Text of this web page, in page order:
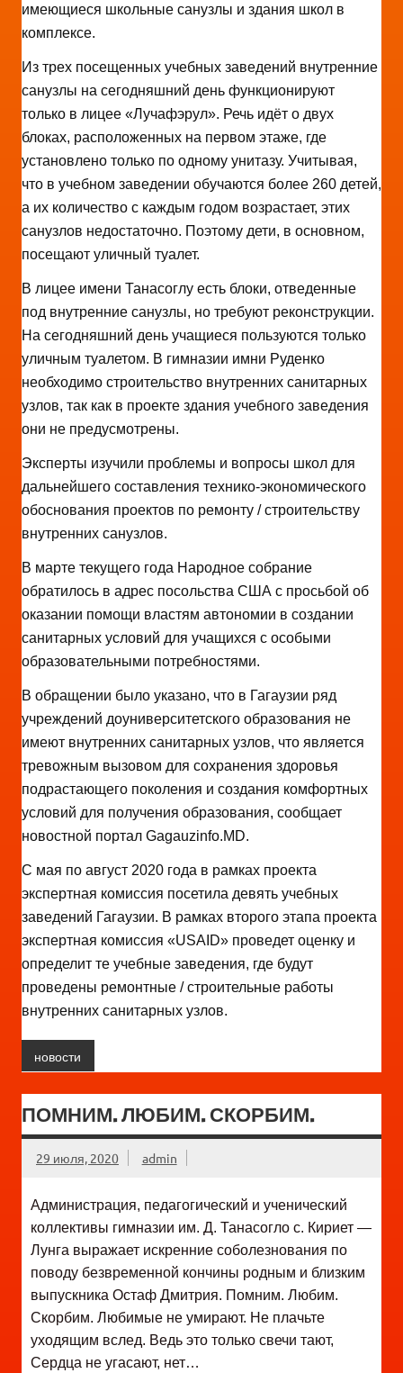
имеющиеся школьные санузлы и здания школ в
комплексе.
Из трех посещенных учебных заведений внутренние
санузлы на сегодняшний день функционируют
только в лицее «Лучафэрул». Речь идёт о двух
блоках, расположенных на первом этаже, где
установлено только по одному унитазу. Учитывая,
что в учебном заведении обучаются более 260 детей,
а их количество с каждым годом возрастает, этих
санузлов недостаточно. Поэтому дети, в основном,
посещают уличный туалет.
В лицее имени Танасоглу есть блоки, отведенные
под внутренние санузлы, но требуют реконструкции.
На сегодняшний день учащиеся пользуются только
уличным туалетом. В гимназии имни Руденко
необходимо строительство внутренних санитарных
узлов, так как в проекте здания учебного заведения
они не предусмотрены.
Эксперты изучили проблемы и вопросы школ для
дальнейшего составления технико-экономического
обоснования проектов по ремонту / строительству
внутренних санузлов.
В марте текущего года Народное собрание
обратилось в адрес посольства США с просьбой об
оказании помощи властям автономии в создании
санитарных условий для учащихся с особыми
образовательными потребностями.
В обращении было указано, что в Гагаузии ряд
учреждений доуниверситетского образования не
имеют внутренних санитарных узлов, что является
тревожным вызовом для сохранения здоровья
подрастающего поколения и создания комфортных
условий для получения образования, сообщает
новостной портал Gagauzinfo.MD.
С мая по август 2020 года в рамках проекта
экспертная комиссия посетила девять учебных
заведений Гагаузии. В рамках второго этапа проекта
экспертная комиссия «USAID» проведет оценку и
определит те учебные заведения, где будут
проведены ремонтные / строительные работы
внутренних санитарных узлов.
новости
ПОМНИМ. ЛЮБИМ. СКОРБИМ.
29 июля, 2020 admin
Администрация, педагогический и ученический
коллективы гимназии им. Д. Танасогло с. Кириет —
Лунга выражает искренние соболезнования по
поводу безвременной кончины родным и близким
выпускника Остаф Дмитрия. Помним. Любим.
Скорбим. Любимые не умирают. Не плачьте
уходящим вслед. Ведь это только свечи тают,
Сердца не угасают, нет…